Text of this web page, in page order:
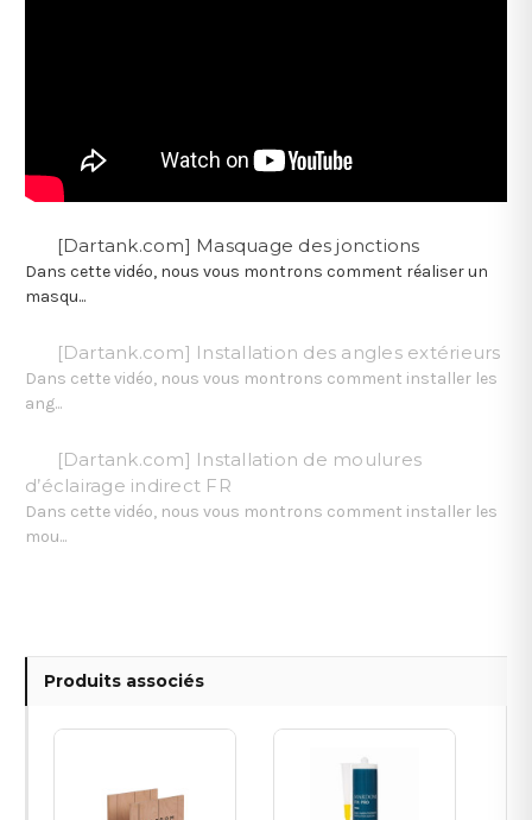
[Dartank.com] Masquage des jonctions
Dans cette vidéo, nous vous montrons comment réaliser un
masqu...
[Dartank.com] Installation des angles extérieurs
Dans cette vidéo, nous vous montrons comment installer les
ang...
[Dartank.com] Installation de moulures
d’éclairage indirect FR
Dans cette vidéo, nous vous montrons comment installer les
mou...
Produits associés